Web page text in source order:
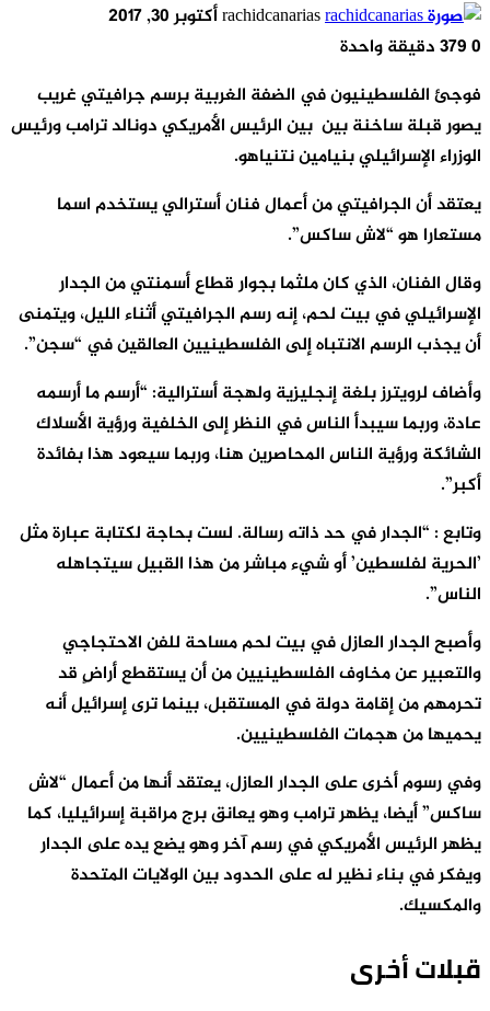
rachidcanariasأرسل
أكتوبر 30, 2017
0
دقيقة واحدة
فوجئ الفلسطينيون في الضفة الغربية برسم جرافيتي غريب
يصور قبلة ساخنة بين بين الرئيس الأمريكي دونالد ترامب ورئيس
الوزراء الإسرائيلي بنيامين نتنياهو.
يعتقد أن الجرافيتي من أعمال فنان أسترالي يستخدم اسما
مستعارا هو “لاش ساكس”.
وقال الفنان، الذي كان ملثما بجوار قطاع أسمنتي من الجدار
الإسرائيلي في بيت لحم، إنه رسم الجرافيتي أثناء الليل، ويتمنى
أن يجذب الرسم الانتباه إلى الفلسطينيين العالقين في “سجن”.
وأضاف لرويترز بلغة إنجليزية ولهجة أسترالية: “أرسم ما أرسمه
عادة، وربما سيبدأ الناس في النظر إلى الخلفية ورؤية الأسلاك
الشائكة ورؤية الناس المحاصرين هنا، وربما سيعود هذا بفائدة
أكبر”.
وتابع : “الجدار في حد ذاته رسالة. لست بحاجة لكتابة عبارة مثل
’الحرية لفلسطين’ أو شيء مباشر من هذا القبيل سيتجاهله
الناس”.
وأصبح الجدار العازل في بيت لحم مساحة للفن الاحتجاجي
والتعبير عن مخاوف الفلسطينيين من أن يستقطع أراضٍ قد
تحرمهم من إقامة دولة في المستقبل، بينما ترى إسرائيل أنه
يحميها من هجمات الفلسطينيين.
وفي رسوم أخرى على الجدار العازل، يعتقد أنها من أعمال “لاش
ساكس” أيضا، يظهر ترامب وهو يعانق برج مراقبة إسرائيليا، كما
يظهر الرئيس الأمريكي في رسم آخر وهو يضع يده على الجدار
ويفكر في بناء نظير له على الحدود بين الولايات المتحدة
والمكسيك.
قبلات أخرى